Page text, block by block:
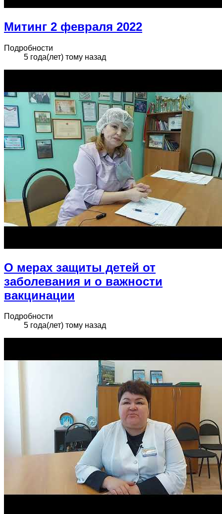
Митинг 2 февраля 2022
Подробности
5 года(лет) тому назад
О мерах защиты детей от
заболевания и о важности
вакцинации
Подробности
5 года(лет) тому назад